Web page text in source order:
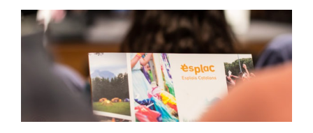
View
Larger